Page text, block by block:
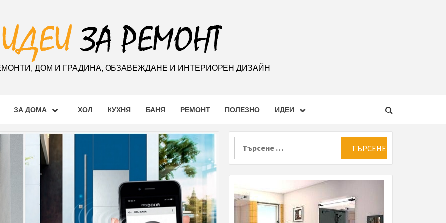
ДОМ И ГРАДИНА, ОБЗАВЕЖДАНЕ И ИНТЕРИОРЕН ДИЗАЙН
ЗА ДОМА ХОЛ КУХНЯ БАНЯ РЕМОНТ ПОЛЕЗНО ИДЕИ